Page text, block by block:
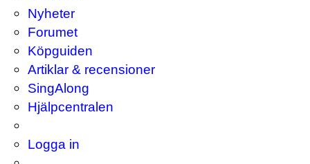
Nyheter
Forumet
Köpguiden
Artiklar & recensioner
SingAlong
Hjälpcentralen
Logga in